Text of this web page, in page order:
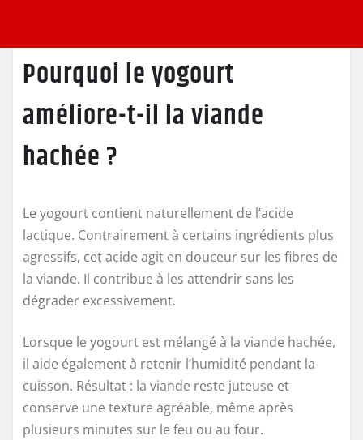
Pourquoi le yogourt
améliore-t-il la viande
hachée ?
Le yogourt contient naturellement de l’acide
lactique. Contrairement à certains ingrédients plus
agressifs, cet acide agit en douceur sur les fibres de
la viande. Il contribue à les attendrir sans les
dégrader excessivement.
Lorsque le yogourt est mélangé à la viande hachée,
il aide également à retenir l’humidité pendant la
cuisson. Résultat : la viande reste juteuse et
conserve une texture agréable, même après
plusieurs minutes sur le feu ou au four.